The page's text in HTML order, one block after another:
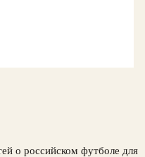
о российском футболе для